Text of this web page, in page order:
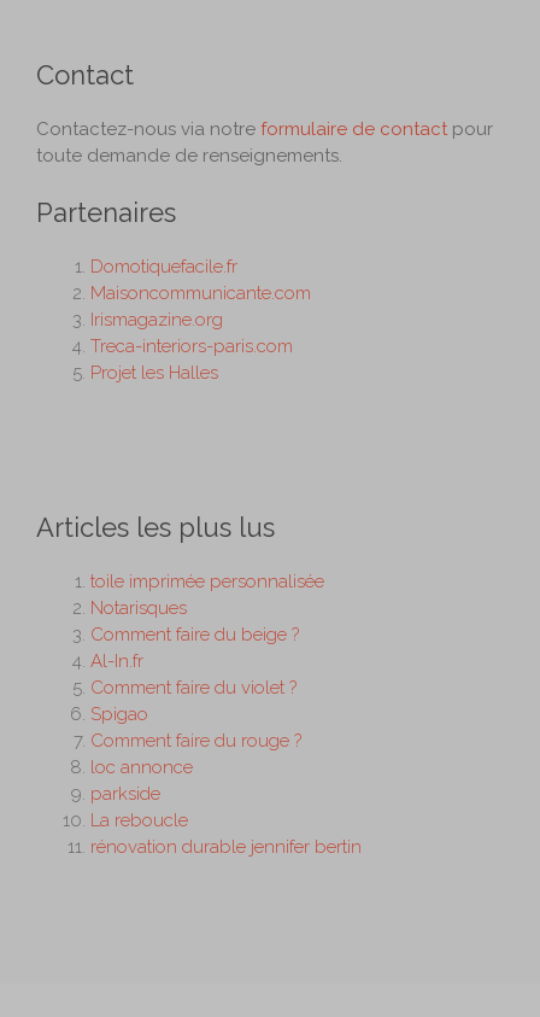
Contact
Contactez-nous via notre formulaire de contact pour
toute demande de renseignements.
Partenaires
Domotiquefacile.fr
Maisoncommunicante.com
Irismagazine.org
Treca-interiors-paris.com
Projet les Halles
Articles les plus lus
toile imprimée personnalisée
Notarisques
Comment faire du beige ?
Al-In.fr
Comment faire du violet ?
Spigao
Comment faire du rouge ?
loc annonce
parkside
La reboucle
rénovation durable jennifer bertin